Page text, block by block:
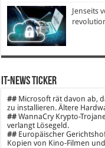
Jenseits
IT-News Ticker
## Microsoft rät davon ab,
zu installieren. Ältere
## WannaCry Krypto-
verlangt Lösegeld.
## Europäischer
Kopien von Kino-Filmen